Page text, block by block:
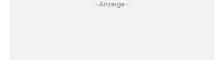
- Anzeige -